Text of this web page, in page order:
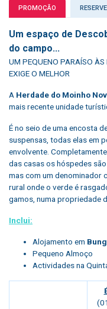
PROMOÇÃO
Um espaço de
do campo...
UM PEQUENO PARAÍSO
EXIGE O MELHOR
A Herdade do Moinho
mais recente unidade
É no seio de uma encosta
suspensas, todas elas em
envolvente.
das casas os hóspedes
mas com um denominador
rural onde o verde é
gamos, numa propriedade
Inclui:
Alojamento em
Pequeno Almoço
Actividades na